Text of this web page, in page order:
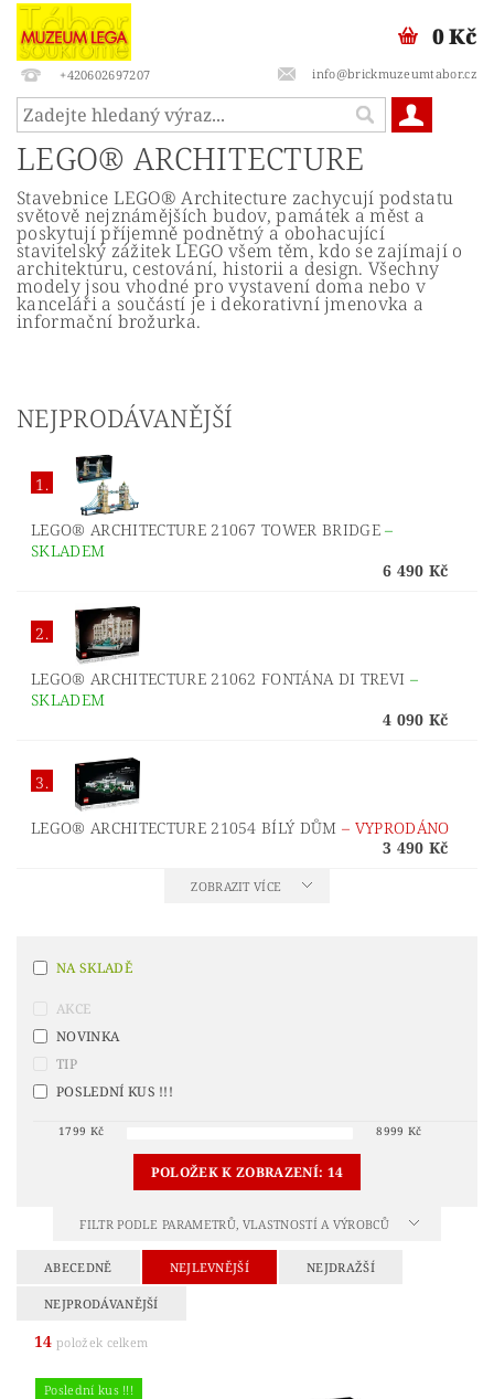
+420602697207 info@brickmuzeumtabor.cz
0 Kč
LEGO® ARCHITECTURE
Stavebnice LEGO® Architecture zachycují podstatu
světově nejznámějších budov, památek a měst a
poskytují příjemně podnětný a obohacující
stavitelský zážitek LEGO všem těm, kdo se zajímají o
architekturu, cestování, historii a design. Všechny
modely jsou vhodné pro vystavení doma nebo v
kanceláři a součástí je i dekorativní jmenovka a
informační brožurka.
NEJPRODÁVANĚJŠÍ
1.
LEGO® ARCHITECTURE 21067 TOWER BRIDGE–
SKLADEM
6 490 Kč
2.
LEGO® ARCHITECTURE 21062 FONTÁNA DI TREVI –
SKLADEM
4 090 Kč
3.
LEGO® ARCHITECTURE 21054 BÍLÝ DŮM– VYPRODÁNO
3 490 Kč
ZOBRAZIT VÍCE
NA SKLADĚ
AKCE
NOVINKA
TIP
POSLEDNÍ KUS !!!
1799 Kč 8999 Kč
POLOŽEK K ZOBRAZENÍ: 14
FILTR PODLE PARAMETRŮ, VLASTNOSTÍ A VÝROBCŮ
ABECEDNĚ NEJLEVNĚJŠÍ NEJDRAŽŠÍ
NEJPRODÁVANĚJŠÍ
14 položek celkem
Poslední kus !!!